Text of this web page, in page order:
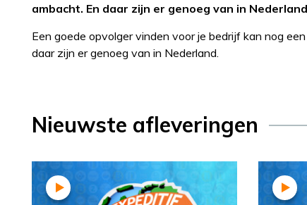
ambacht. En daar zijn er genoeg van in
Een goede opvolger vinden voor je bedrijf kan nog
daar zijn er genoeg van in Nederland.
Nieuwste afleveringen